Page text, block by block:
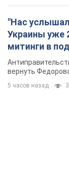
"Нас
Украины уже
митинги в
вернуть
5 часов назад